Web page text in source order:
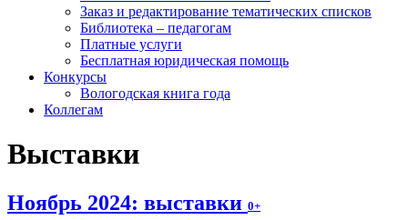
Заказ и редактирование тематических списков
Библиотека – педагогам
Платные услуги
Бесплатная юридическая помощь
Конкурсы
Вологодская книга года
Коллегам
Выставки
Ноябрь 2024: выставки 0+